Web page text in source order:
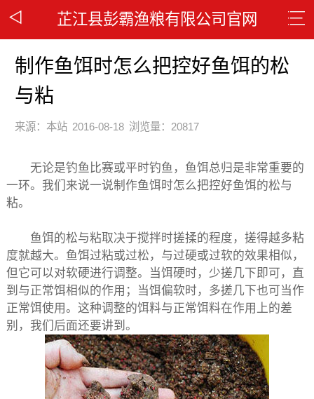
芷江县彭霸渔粮有限公司官网
制作鱼饵时怎么把控好鱼饵的松
与粘
来源：本站 2016-08-18 浏览量：20817
无论是钓鱼比赛或平时钓鱼，鱼饵总归是非常重要的
一环。我们来说一说制作鱼饵时怎么把控好鱼饵的松与
粘。
鱼饵的松与粘取决于搅拌时搓揉的程度，搓得越多粘
度就越大。鱼饵过粘或过松，与过硬或过软的效果相似，
但它可以对软硬进行调整。当饵硬时，少搓几下即可，直
到与正常饵相似的作用；当饵偏软时，多搓几下也可当作
正常饵使用。这种调整的饵料与正常饵料在作用上的差
别，我们后面还要讲到。